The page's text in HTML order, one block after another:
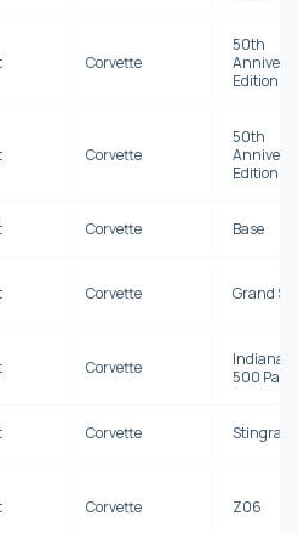
Corvette
50th
Edition
Corvette
50th
Edition
Corvette Base
Corvette Grand
Corvette
500 Pace
Corvette Stingray
Corvette Z06